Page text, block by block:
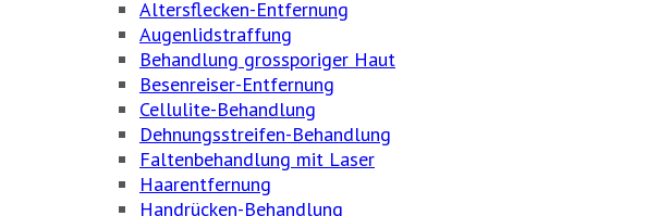
Altersflecken-Entfernung
Augenlidstraffung
Behandlung grossporiger Haut
Besenreiser-Entfernung
Cellulite-Behandlung
Dehnungsstreifen-Behandlung
Faltenbehandlung mit Laser
Haarentfernung
Handrücken-Behandlung